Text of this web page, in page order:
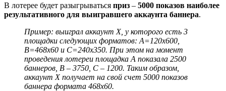
В лотерее будет разыгрываться приз – 5000 показов наиболее
результативного для выигравшего аккаунта баннера.
Пример: выиграл аккаунт Х, у которого есть 3
площадки следующих форматов: А=120х600,
B=468х60 и C=240х350. При этом на момент
проведения лотереи площадка А показала 2500
баннеров, B – 3750, С – 1200. Таким образом,
аккаунт Х получает на свой счет 5000 показов
баннера формата 468х60.